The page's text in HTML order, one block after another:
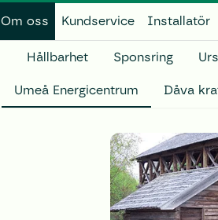
Om oss Kundservice Installatör
Hållbarhet Sponsring
Umeå Energicentrum Dåva